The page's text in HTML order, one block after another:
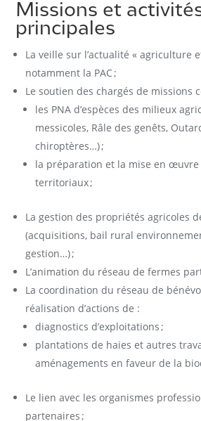
Missions et
principales
La veille sur l’actualité « agriculture
notamment la PAC ;
Le soutien des chargés de missions
les PNA d’espèces des milieux
messicoles, Râle des genêts,
chiroptères…) ;
la préparation et la mise en œuvre
territoriaux ;
La gestion des propriétés agricoles
(acquisitions, bail rural
gestion…) ;
L’animation du réseau de fermes
La coordination du réseau de
réalisation d’actions de :
diagnostics d’exploitations ;
plantations de haies et autres
aménagements en faveur de la
Le lien avec les organismes
partenaires ;